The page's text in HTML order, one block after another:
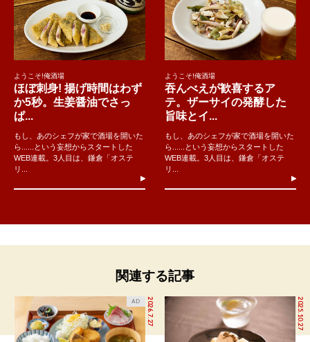
ようこそ!俺酒場
ほぼ刺身! 揚げ時間はわず
か5秒。生姜醤油でさっ
ぱ...
もし、あのシェフが家で酒場を開いた
ら......という妄想からスタートした
WEB連載。3人目は、鎌倉「オステ
リ...
ようこそ!俺酒場
吞んべえが歓喜するア
テ。ザーサイの発酵した
旨味とイ...
もし、あのシェフが家で酒場を開いた
ら......という妄想からスタートした
WEB連載。3人目は、鎌倉「オステ
リ...
関連する記事
2026.7.27
AD 2025.10.27